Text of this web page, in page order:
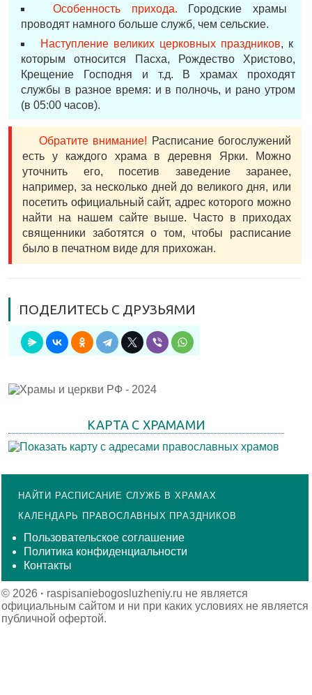
Особенность прихода. Городские храмы
проводят намного больше служб, чем сельские.
Наступление великих церковных праздников, к
которым относится Пасха, Рождество Христово,
Крещение Господня и т.д. В храмах проходят
службы в разное время: и в полночь, и рано утром
(в 05:00 часов).
Обратите внимание! Расписание богослужений
есть у каждого храма в деревня Ярки. Можно
уточнить его, посетив заведение заранее,
например, за несколько дней до великого дня, или
посетить официальный сайт, адрес которого можно
найти на нашем сайте выше. Часто в приходах
священники заботятся о том, чтобы расписание
было в печатном виде для прихожан.
ПОДЕЛИТЕСЬ С ДРУЗЬЯМИ
КАРТА С ХРАМАМИ
НАЙТИ РАСПИСАНИЕ СЛУЖБ В ХРАМАХ
КАЛЕНДАРЬ ПРАВОСЛАВНЫХ ПРАЗДНИКОВ
Пользовательское соглашение
Политика конфиденциальности
Контакты
© 2026 · raspisaniebogosluzheniy.ru не является
официальным сайтом и ни при каких условиях не является
публичной офертой.